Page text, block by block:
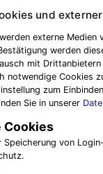
Großeinsatz
an
und
externe Medien
werden
mit
notwendige Cookies
zum
Sie in unserer
Cookies
Speicherung von